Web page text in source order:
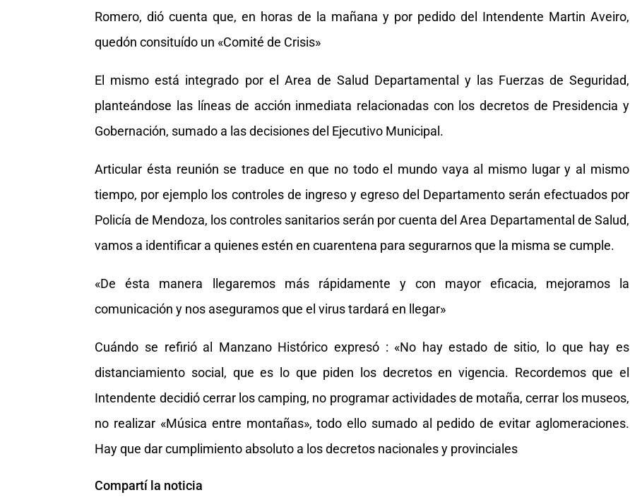
Romero, dió cuenta que, en horas de la mañana y por pedido del Intendente Martin Aveiro,
quedón consituído un «Comité de Crisis»
El mismo está integrado por el Area de Salud Departamental y las Fuerzas de Seguridad,
planteándose las líneas de acción inmediata relacionadas con los decretos de Presidencia y
Gobernación, sumado a las decisiones del Ejecutivo Municipal.
Articular ésta reunión se traduce en que no todo el mundo vaya al mismo lugar y al mismo
tiempo, por ejemplo los controles de ingreso y egreso del Departamento serán efectuados por
Policía de Mendoza, los controles sanitarios serán por cuenta del Area Departamental de Salud,
vamos a identificar a quienes estén en cuarentena para segurarnos que la misma se cumple.
«De ésta manera llegaremos más rápidamente y con mayor eficacia, mejoramos la
comunicación y nos aseguramos que el virus tardará en llegar»
Cuándo se refirió al Manzano Histórico expresó : «No hay estado de sitio, lo que hay es
distanciamiento social, que es lo que piden los decretos en vigencia. Recordemos que el
Intendente decidió cerrar los camping, no programar actividades de motaña, cerrar los museos,
no realizar «Música entre montañas», todo ello sumado al pedido de evitar aglomeraciones.
Hay que dar cumplimiento absoluto a los decretos nacionales y provinciales
Compartí la noticia